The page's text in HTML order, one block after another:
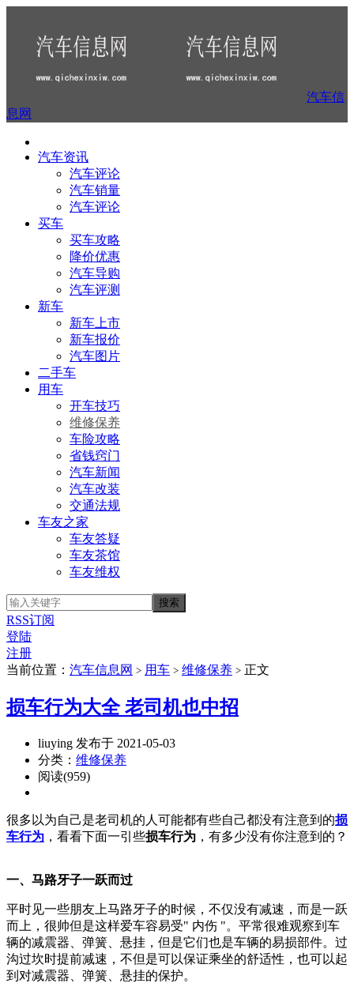
汽车信
息网
汽车资讯
汽车评论
汽车销量
汽车评论
买车
买车攻略
降价优惠
汽车导购
汽车评测
新车
新车上市
新车报价
汽车图片
二手车
用车
开车技巧
维修保养
车险攻略
省钱窍门
汽车新闻
汽车改装
交通法规
车友之家
车友答疑
车友茶馆
车友维权
RSS订阅
登陆
注册
当前位置： 汽车信息网 > 用车 > 维修保养 > 正文
损车行为大全 老司机也中招
liuying 发布于 2021-05-03
分类： 维修保养
阅读(959)
很多以为自己是老司机的人可能都有些自己都没有注意到的损
车行为 ，看看下面一引些损车行为 ，有多少没有你注意到的？
一、马路牙子一跃而过
平时见一些朋友上马路牙子的时候，不仅没有减速，而是一跃
而上，很帅但是这样爱车容易受" 内伤 "。平常很难观察到车
辆的减震器、弹簧、悬挂，但是它们也是车辆的易损部件。过
沟过坎时提前减速，不但是可以保证乘坐的舒适性，也可以起
到对减震器、弹簧、悬挂的保护。